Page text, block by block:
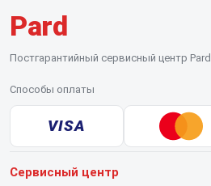
Pard
Постгарантийный сервисный центр Pard
Способы оплаты
VISA
Сервисный центр